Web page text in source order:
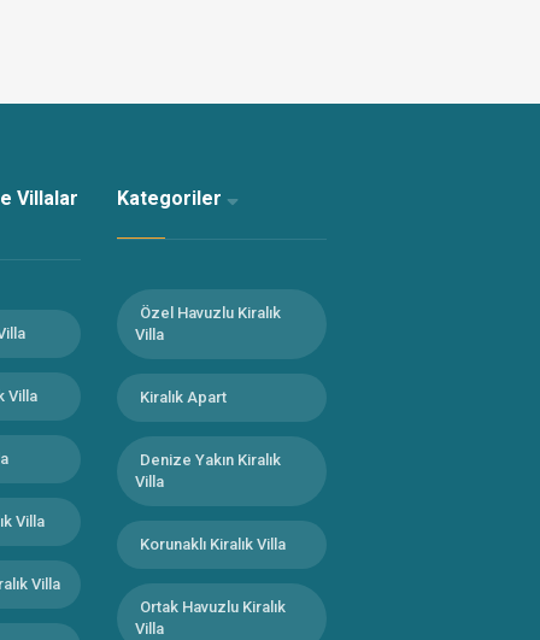
Villalar
Villa
Villa
Villa
Kategoriler
Özel Havuzlu Kiralık
Villa
Kiralık Apart
Denize Yakın Kiralık
Villa
Korunaklı Kiralık Villa
Ortak Havuzlu Kiralık
Villa